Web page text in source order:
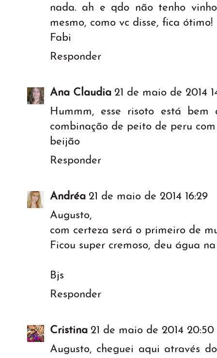
nada. ah e qdo não tenho
mesmo, como vc disse, fica
Fabi
Responder
Ana Claudia 21 de maio de 2014
Hummm, esse risoto está bem
combinação de peito de peru
beijão
Responder
Andréa 21 de maio de 2014 16:29
Augusto,
com certeza será o primeiro de
Ficou super cremoso, deu água
Bjs
Responder
Cristina 21 de maio de 2014 20:50
Augusto, cheguei aqui através